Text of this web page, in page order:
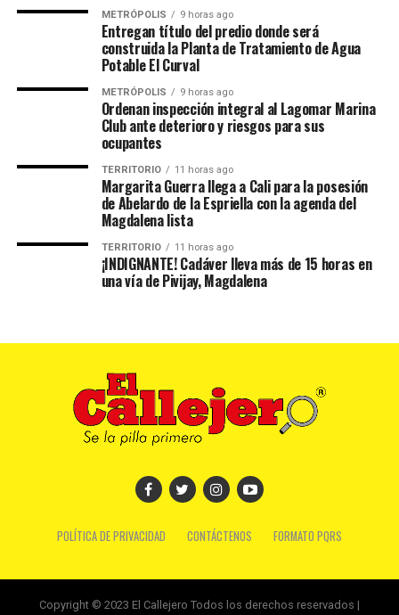
METRÓPOLIS 9 horas ago
Entregan título del predio donde será
construida la Planta de Tratamiento de Agua
Potable El Curval
METRÓPOLIS 9 horas ago
Ordenan inspección integral al Lagomar Marina
Club ante deterioro y riesgos para sus
ocupantes
TERRITORIO 11 horas ago
Margarita Guerra llega a Cali para la posesión
de Abelardo de la Espriella con la agenda del
Magdalena lista
TERRITORIO 11 horas ago
¡INDIGNANTE! Cadáver lleva más de 15 horas en
una vía de Pivijay, Magdalena
POLÍTICA DE PRIVACIDAD CONTÁCTENOS FORMATO PQRS
Copyright © 2023 El Callejero Todos los derechos reservados |